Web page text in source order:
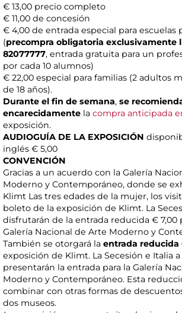
€ 13,00 precio completo
€ 11,00 de concesión
€ 4,00 de entrada especial para escuelas
(precompra obligatoria exclusivamente
82077777, entrada gratuita para un
por cada 10 alumnos)
€ 22,00 especial para familias (2 adultos
de 18 años).
Durante el fin de semana, se
encarecidamente la compra anticipada
exposición.
AUDIOGUÍA DE LA EXPOSICIÓN
inglés € 5,00
CONVENCIÓN
Gracias a un acuerdo con la Galería
Moderno y Contemporáneo, donde se
Klimt Las tres edades de la mujer, los
boleto de la exposición de Klimt. La
disfrutarán de la entrada reducida € 7,00
Galería Nacional de Arte Moderno y
También se otorgará la entrada reducida
exposición de Klimt. La Secesión e Italia
presentarán la entrada para la Galería
Moderno y Contemporáneo. Esta
combinar con otras formas de
dos museos.